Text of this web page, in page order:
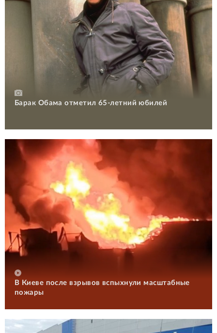
Барак Обама отметил 65-летний юбилей
В Киеве после взрывов вспыхнули масштабные
пожары